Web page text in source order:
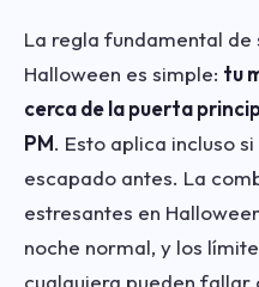
La regla fundamental
Halloween es simple: tu
cerca de la puerta
PM. Esto aplica incluso
escapado antes. La
estresantes en
noche normal, y los
cualquiera pueden fallar